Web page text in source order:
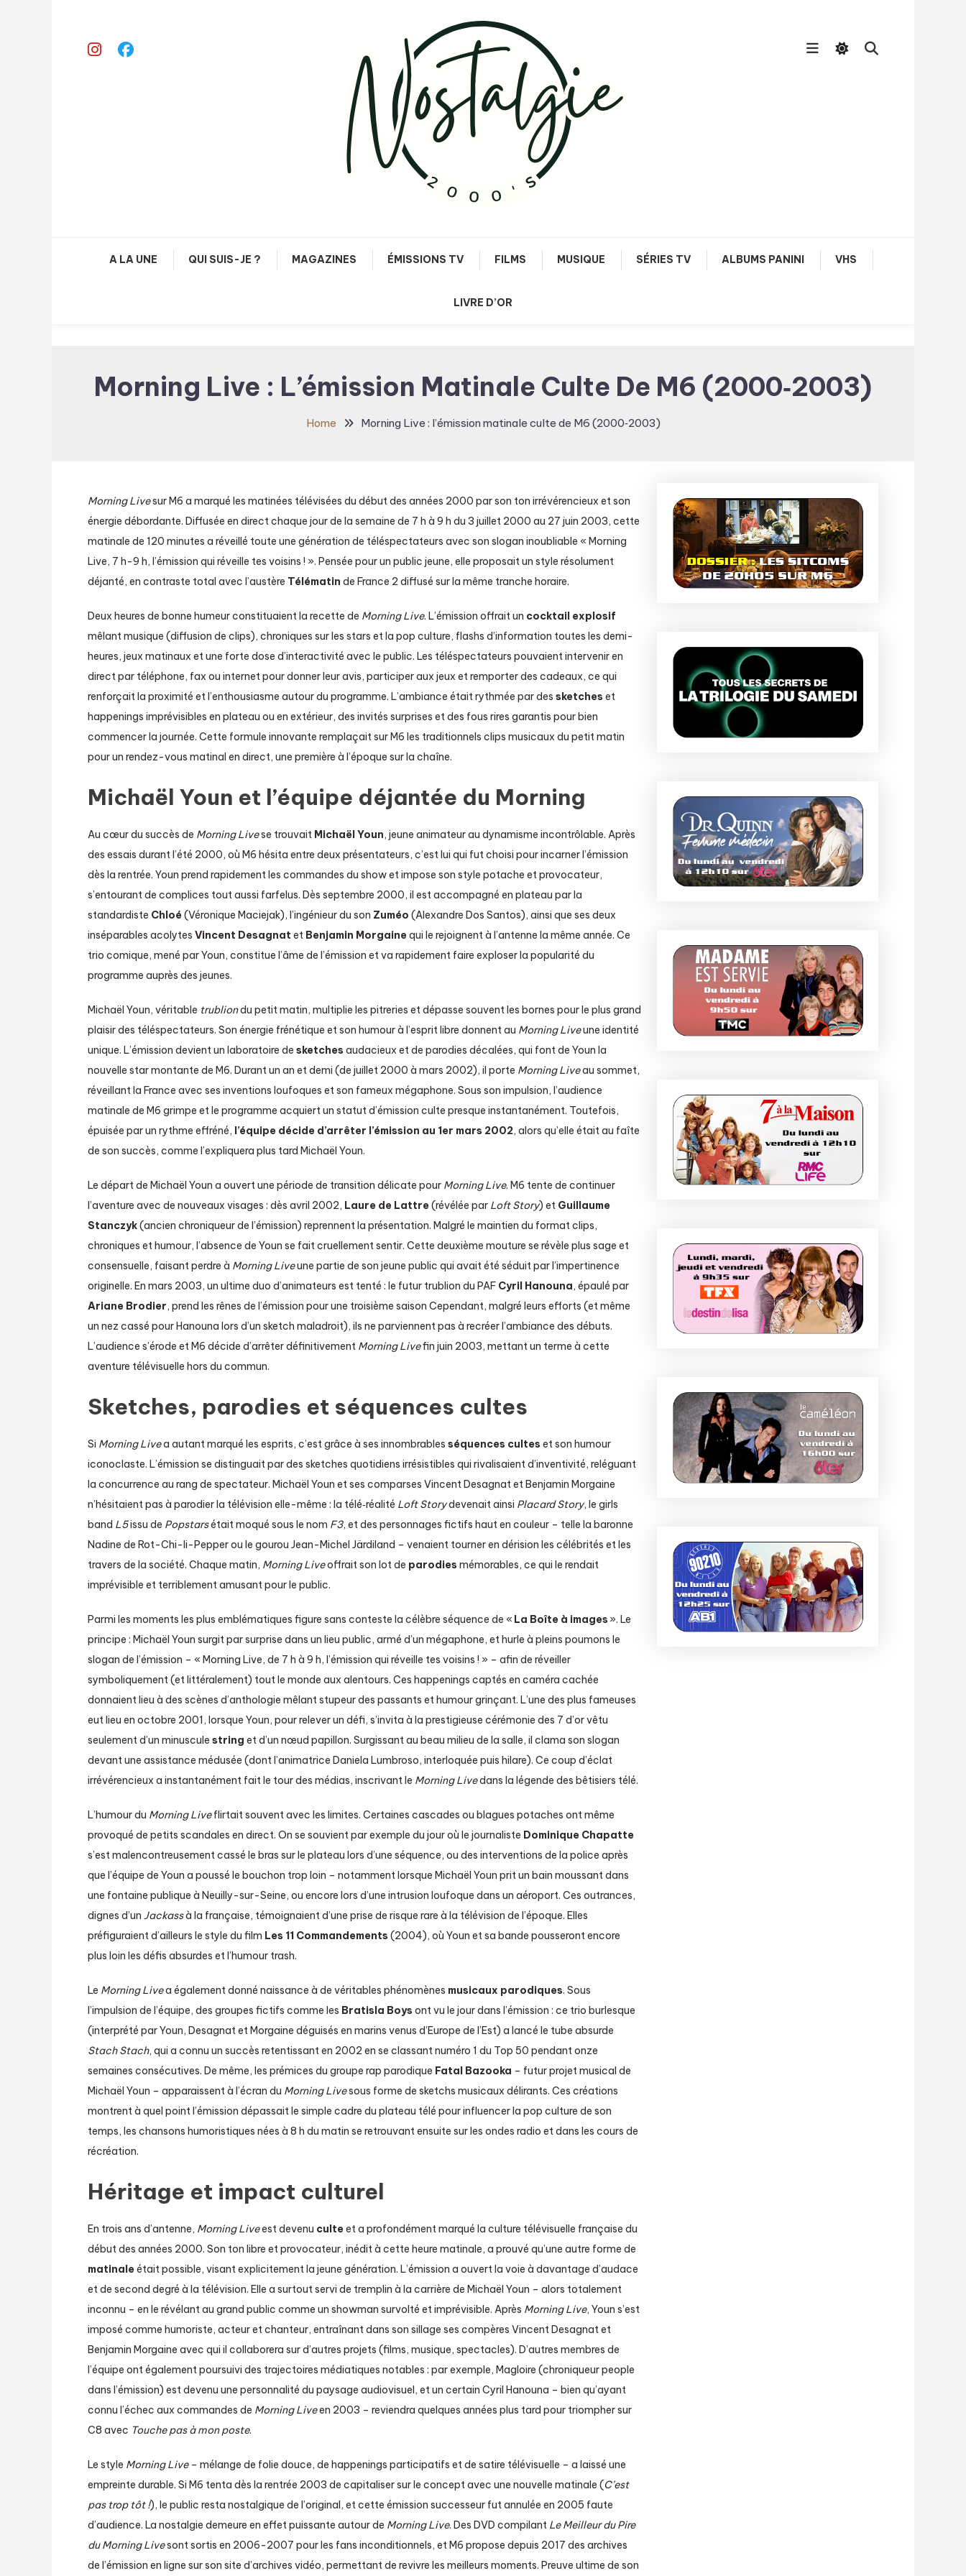
Content
Nostalgie 2000's
A LA UNE QUI SUIS-JE ? MAGAZINES ÉMISSIONS TV FILMS MUSIQUE SÉRIES TV ALBUMS PANINI VHS
LIVRE D’OR
Morning Live : L’émission Matinale Culte De M6 (2000‑2003)
Home Morning Live : l’émission matinale culte de M6 (2000‑2003)
Morning Livesur M6 a marqué les matinées télévisées du début des années 2000 par son ton irrévérencieux et son
énergie débordante. Diffusée en direct chaque jour de la semaine de 7 h à 9 h du 3 juillet 2000 au 27 juin 2003, cette
matinale de 120 minutes a réveillé toute une génération de téléspectateurs avec son slogan inoubliable « Morning
Live, 7 h-9 h, l’émission qui réveille tes voisins ! ». Pensée pour un public jeune, elle proposait un style résolument
déjanté, en contraste total avec l’austère Télématin de France 2 diffusé sur la même tranche horaire.
Deux heures de bonne humeur constituaient la recette de Morning Live. L’émission offrait un cocktail explosif
mêlant musique (diffusion de clips), chroniques sur les stars et la pop culture, flashs d’information toutes les demi-
heures, jeux matinaux et une forte dose d’interactivité avec le public. Les téléspectateurs pouvaient intervenir en
direct par téléphone, fax ou internet pour donner leur avis, participer aux jeux et remporter des cadeaux, ce qui
renforçait la proximité et l’enthousiasme autour du programme. L’ambiance était rythmée par des sketches et
happenings imprévisibles en plateau ou en extérieur, des invités surprises et des fous rires garantis pour bien
commencer la journée. Cette formule innovante remplaçait sur M6 les traditionnels clips musicaux du petit matin
pour un rendez-vous matinal en direct, une première à l’époque sur la chaîne.
Michaël Youn et l’équipe déjantée du Morning
Au cœur du succès de Morning Livese trouvait Michaël Youn, jeune animateur au dynamisme incontrôlable. Après
des essais durant l’été 2000, où M6 hésita entre deux présentateurs, c’est lui qui fut choisi pour incarner l’émission
dès la rentrée. Youn prend rapidement les commandes du show et impose son style potache et provocateur,
s’entourant de complices tout aussi farfelus. Dès septembre 2000, il est accompagné en plateau par la
standardiste Chloé(Véronique Maciejak), l’ingénieur du son Zuméo (Alexandre Dos Santos), ainsi que ses deux
inséparables acolytes Vincent Desagnat et Benjamin Morgainequi le rejoignent à l’antenne la même année. Ce
trio comique, mené par Youn, constitue l’âme de l’émission et va rapidement faire exploser la popularité du
programme auprès des jeunes.
Michaël Youn, véritable trubliondu petit matin, multiplie les pitreries et dépasse souvent les bornes pour le plus grand
plaisir des téléspectateurs. Son énergie frénétique et son humour à l’esprit libre donnent au Morning Liveune identité
unique. L’émission devient un laboratoire de sketches audacieux et de parodies décalées, qui font de Youn la
nouvelle star montante de M6. Durant un an et demi (de juillet 2000 à mars 2002), il porte Morning Liveau sommet,
réveillant la France avec ses inventions loufoques et son fameux mégaphone. Sous son impulsion, l’audience
matinale de M6 grimpe et le programme acquiert un statut d’émission culte presque instantanément. Toutefois,
épuisée par un rythme effréné, l’équipe décide d’arrêter l’émission au 1er mars 2002, alors qu’elle était au faîte
de son succès, comme l’expliquera plus tard Michaël Youn.
Le départ de Michaël Youn a ouvert une période de transition délicate pour Morning Live. M6 tente de continuer
l’aventure avec de nouveaux visages : dès avril 2002, Laure de Lattre(révélée par Loft Story) et Guillaume
Stanczyk(ancien chroniqueur de l’émission) reprennent la présentation. Malgré le maintien du format clips,
chroniques et humour, l’absence de Youn se fait cruellement sentir. Cette deuxième mouture se révèle plus sage et
consensuelle, faisant perdre à Morning Liveune partie de son jeune public qui avait été séduit par l’impertinence
originelle. En mars 2003, un ultime duo d’animateurs est tenté : le futur trublion du PAF Cyril Hanouna, épaulé par
Ariane Brodier, prend les rênes de l’émission pour une troisième saison Cependant, malgré leurs efforts (et même
un nez cassé pour Hanouna lors d’un sketch maladroit), ils ne parviennent pas à recréer l’ambiance des débuts.
L’audience s’érode et M6 décide d’arrêter définitivement Morning Livefin juin 2003, mettant un terme à cette
aventure télévisuelle hors du commun.
Sketches, parodies et séquences cultes
Si Morning Livea autant marqué les esprits, c’est grâce à ses innombrables séquences cultes et son humour
iconoclaste. L’émission se distinguait par des sketches quotidiens irrésistibles qui rivalisaient d’inventivité, reléguant
la concurrence au rang de spectateur. Michaël Youn et ses comparses Vincent Desagnat et Benjamin Morgaine
n’hésitaient pas à parodier la télévision elle-même : la télé‐réalité Loft Storydevenait ainsi Placard Story, le girls
band L5issu de Popstarsétait moqué sous le nom F3, et des personnages fictifs haut en couleur – telle la baronne
Nadine de Rot-Chi-li-Pepper ou le gourou Jean-Michel Järdiland – venaient tourner en dérision les célébrités et les
travers de la société. Chaque matin, Morning Liveoffrait son lot de parodies mémorables, ce qui le rendait
imprévisible et terriblement amusant pour le public.
Parmi les moments les plus emblématiques figure sans conteste la célèbre séquence de « La Boîte à images ». Le
principe : Michaël Youn surgit par surprise dans un lieu public, armé d’un mégaphone, et hurle à pleins poumons le
slogan de l’émission – « Morning Live, de 7 h à 9 h, l’émission qui réveille tes voisins ! » – afin de réveiller
symboliquement (et littéralement) tout le monde aux alentours. Ces happenings captés en caméra cachée
donnaient lieu à des scènes d’anthologie mêlant stupeur des passants et humour grinçant. L’une des plus fameuses
eut lieu en octobre 2001, lorsque Youn, pour relever un défi, s’invita à la prestigieuse cérémonie des 7 d’or vêtu
seulement d’un minuscule string et d’un nœud papillon. Surgissant au beau milieu de la salle, il clama son slogan
devant une assistance médusée (dont l’animatrice Daniela Lumbroso, interloquée puis hilare). Ce coup d’éclat
irrévérencieux a instantanément fait le tour des médias, inscrivant le Morning Livedans la légende des bêtisiers télé.
L’humour du Morning Liveflirtait souvent avec les limites. Certaines cascades ou blagues potaches ont même
provoqué de petits scandales en direct. On se souvient par exemple du jour où le journaliste Dominique Chapatte
s’est malencontreusement cassé le bras sur le plateau lors d’une séquence, ou des interventions de la police après
que l’équipe de Youn a poussé le bouchon trop loin – notamment lorsque Michaël Youn prit un bain moussant dans
une fontaine publique à Neuilly-sur-Seine, ou encore lors d’une intrusion loufoque dans un aéroport. Ces outrances,
dignes d’un Jackassà la française, témoignaient d’une prise de risque rare à la télévision de l’époque. Elles
préfiguraient d’ailleurs le style du film Les 11 Commandements (2004), où Youn et sa bande pousseront encore
plus loin les défis absurdes et l’humour trash.
Le Morning Livea également donné naissance à de véritables phénomènes musicaux parodiques. Sous
l’impulsion de l’équipe, des groupes fictifs comme les Bratisla Boys ont vu le jour dans l’émission : ce trio burlesque
(interprété par Youn, Desagnat et Morgaine déguisés en marins venus d’Europe de l’Est) a lancé le tube absurde
Stach Stach, qui a connu un succès retentissant en 2002 en se classant numéro 1 du Top 50 pendant onze
semaines consécutives. De même, les prémices du groupe rap parodique Fatal Bazooka – futur projet musical de
Michaël Youn – apparaissent à l’écran du Morning Livesous forme de sketchs musicaux délirants. Ces créations
montrent à quel point l’émission dépassait le simple cadre du plateau télé pour influencer la pop culture de son
temps, les chansons humoristiques nées à 8 h du matin se retrouvant ensuite sur les ondes radio et dans les cours de
récréation.
Héritage et impact culturel
En trois ans d’antenne, Morning Liveest devenu culteet a profondément marqué la culture télévisuelle française du
début des années 2000. Son ton libre et provocateur, inédit à cette heure matinale, a prouvé qu’une autre forme de
matinaleétait possible, visant explicitement la jeune génération. L’émission a ouvert la voie à davantage d’audace
et de second degré à la télévision. Elle a surtout servi de tremplin à la carrière de Michaël Youn – alors totalement
inconnu – en le révélant au grand public comme un showman survolté et imprévisible. Après Morning Live, Youn s’est
imposé comme humoriste, acteur et chanteur, entraînant dans son sillage ses compères Vincent Desagnat et
Benjamin Morgaine avec qui il collaborera sur d’autres projets (films, musique, spectacles). D’autres membres de
l’équipe ont également poursuivi des trajectoires médiatiques notables : par exemple, Magloire (chroniqueur people
dans l’émission) est devenu une personnalité du paysage audiovisuel, et un certain Cyril Hanouna – bien qu’ayant
connu l’échec aux commandes de Morning Liveen 2003 – reviendra quelques années plus tard pour triompher sur
C8 avec Touche pas à mon poste.
Le style Morning Live– mélange de folie douce, de happenings participatifs et de satire télévisuelle – a laissé une
empreinte durable. Si M6 tenta dès la rentrée 2003 de capitaliser sur le concept avec une nouvelle matinale (C’est
pas trop tôt !), le public resta nostalgique de l’original, et cette émission successeur fut annulée en 2005 faute
d’audience. La nostalgie demeure en effet puissante autour de Morning Live. Des DVD compilant Le Meilleur du Pire
du Morning Livesont sortis en 2006-2007 pour les fans inconditionnels, et M6 propose depuis 2017 des archives
de l’émission en ligne sur son site d’archives vidéo, permettant de revivre les meilleurs moments. Preuve ultime de son